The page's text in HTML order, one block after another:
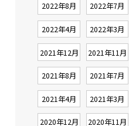
2022年8月 2022年7月
2022年4月 2022年3月
2021年12月 2021年11月
2021年8月 2021年7月
2021年4月 2021年3月
2020年12月 2020年11月